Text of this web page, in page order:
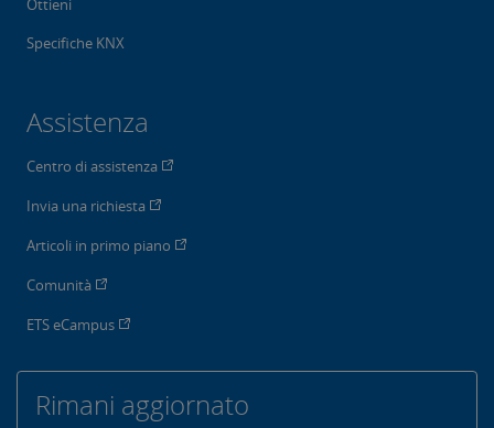
Ottieni
Specifiche KNX
Assistenza
Centro di assistenza
Invia una richiesta
Articoli in primo piano
Comunità
ETS eCampus
Rimani aggiornato